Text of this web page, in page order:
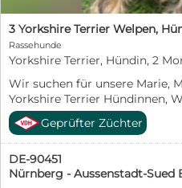
Rassehunde
Yorkshire Terrier, Hündin, 2
Wir suchen für unsere Marie,
Yorkshire Terrier Hündinnen,
blue+tan, ab 15.8.26, ein neues
Zuhause. Sie sind bestens
Alltagsgeräusche und ans
sehr liebe aufgeweckte
gechipt, regelmäßig entwurmt
Geprüfter Züchter
DE-90451
Nürnberg - Aussenstadt-Sued